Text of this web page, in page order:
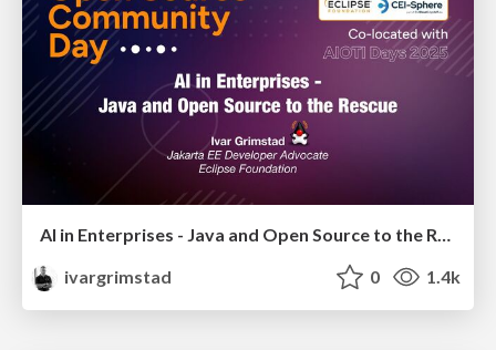
ivargrimstad
0 1.4k